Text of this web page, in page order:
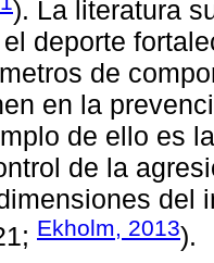
). La literatura
deporte
de
en la
de ello es
de la
del
Ekholm, 2013).